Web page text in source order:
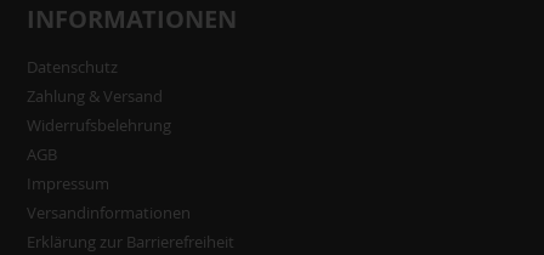
INFORMATIONEN
Datenschutz
Zahlung & Versand
Widerrufsbelehrung
AGB
Impressum
Versandinformationen
Erklärung zur Barrierefreiheit